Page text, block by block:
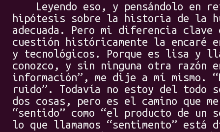
Leyendo eso, y pensándolo en
hipótesis sobre la historia de la
adecuada. Pero mi diferencia clave
cuestión históricamente la encaré
y tecnológicos. Porque es lisa y
conozco, y sin ninguna otra razón
información”, me dije a mí mismo.
ruido”. Todavía no estoy del todo
dos cosas, pero es el camino que
“sentido” como “el producto de
lo que llamamos “sentimento” está